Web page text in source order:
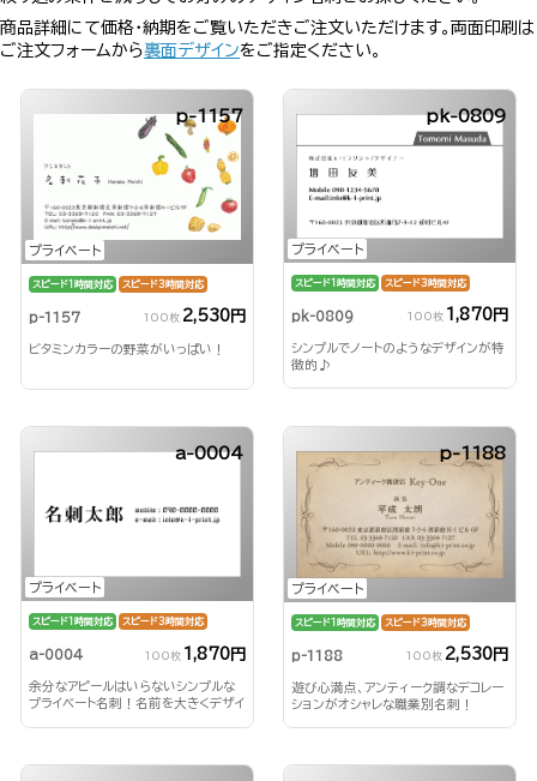
商品詳細にて価格・納期をご覧いただきご注文いただけます。両面印刷は
ご注文フォームから裏面デザインをご指定ください。
プライベート
p-1157
スピード1時間対応 スピード3時間対応
p-1157 100枚 2,530円
ビタミンカラーの野菜がいっぱい！
プライベート
pk-0809
スピード1時間対応 スピード3時間対応
pk-0809 100枚 1,870円
シンプルでノートのようなデザインが特
徴的♪
プライベート
a-0004
スピード1時間対応 スピード3時間対応
a-0004 100枚 1,870円
余分なアピールはいらないシンプルな
プライベート名刺！名前を大きくデザイ
プライベート
p-1188
スピード1時間対応 スピード3時間対応
p-1188 100枚 2,530円
遊び心満点、アンティーク調なデコレー
ションがオシャレな職業別名刺！